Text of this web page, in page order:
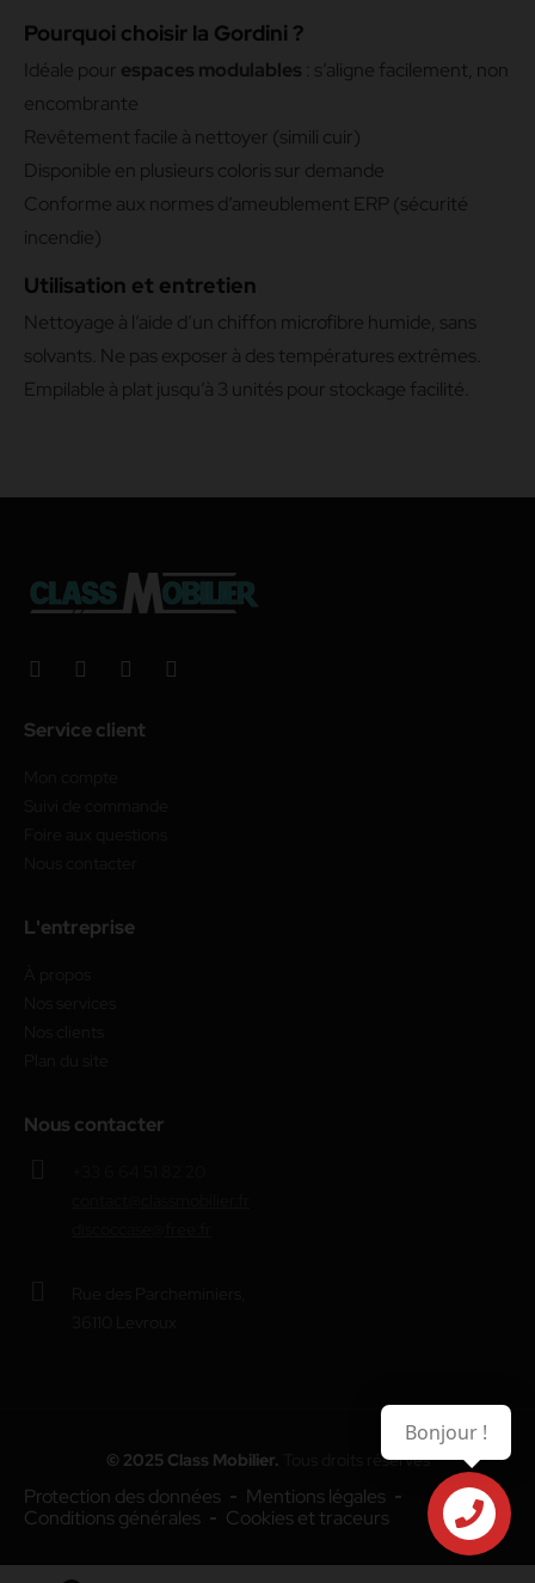
Pourquoi choisir la Gordini ?
Idéale pour espaces modulables : s’aligne facilement, non
encombrante
Revêtement facile à nettoyer (simili cuir)
Disponible en plusieurs coloris sur demande
Conforme aux normes d’ameublement ERP (sécurité
incendie)
Utilisation et entretien
Nettoyage à l’aide d’un chiffon microfibre humide, sans
solvants. Ne pas exposer à des températures extrêmes.
Empilable à plat jusqu’à 3 unités pour stockage facilité.
Service client
L'entreprise
Nous contacter
© 2025 Class Mobilier. Tous droits réservés
Protection des données
Mentions légales
Conditions générales
Cookies et traceurs
Bonjour !